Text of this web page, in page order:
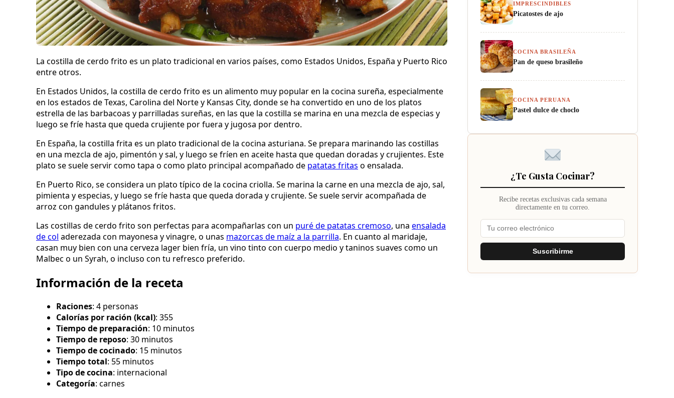
La costilla de cerdo frito es un plato tradicional en varios países, como Estados Unidos, España y Puerto Rico
entre otros.
En Estados Unidos, la costilla de cerdo frito es un alimento muy popular en la cocina sureña, especialmente
en los estados de Texas, Carolina del Norte y Kansas City, donde se ha convertido en uno de los platos
estrella de las barbacoas y parrilladas sureñas, en las que la costilla se marina en una mezcla de especias y
luego se fríe hasta que queda crujiente por fuera y jugosa por dentro.
En España, la costilla frita es un plato tradicional de la cocina asturiana. Se prepara marinando las costillas
en una mezcla de ajo, pimentón y sal, y luego se fríen en aceite hasta que quedan doradas y crujientes. Este
plato se suele servir como tapa o como plato principal acompañado de patatas fritas o ensalada.
En Puerto Rico, se considera un plato típico de la cocina criolla. Se marina la carne en una mezcla de ajo, sal,
pimienta y especias, y luego se fríe hasta que queda dorada y crujiente. Se suele servir acompañada de
arroz con gandules y plátanos fritos.
Las costillas de cerdo frito son perfectas para acompañarlas con un puré de patatas cremoso, una ensalada
de col aderezada con mayonesa y vinagre, o unas mazorcas de maíz a la parrilla. En cuanto al maridaje,
casan muy bien con una cerveza lager bien fría, un vino tinto con cuerpo medio y taninos suaves como un
Malbec o un Syrah, o incluso con tu refresco preferido.
Información de la receta
Raciones: 4 personas
Calorías por ración (kcal): 355
Tiempo de preparación: 10 minutos
Tiempo de reposo: 30 minutos
Tiempo de cocinado: 15 minutos
Tiempo total: 55 minutos
Tipo de cocina: internacional
Categoría: carnes
IMPRESCINDIBLES
Picatostes de ajo
COCINA BRASILEÑA
Pan de queso brasileño
COCINA PERUANA
Pastel dulce de choclo
¿Te Gusta Cocinar?
Recibe recetas exclusivas cada semana
directamente en tu correo.
Suscribirme